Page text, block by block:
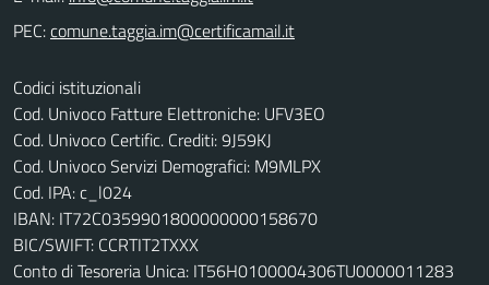
PEC:
Codici istituzionali
Cod. Univoco Fatture Elettroniche: UFV3EO
Cod. Univoco Certific. Crediti: 9J59KJ
Cod. Univoco Servizi Demografici: M9MLPX
Cod. IPA: c_l024
IBAN: IT72C0359901800000000158670
BIC/SWIFT: CCRTIT2TXXX
Conto di Tesoreria Unica: IT56H0100004306TU0000011283